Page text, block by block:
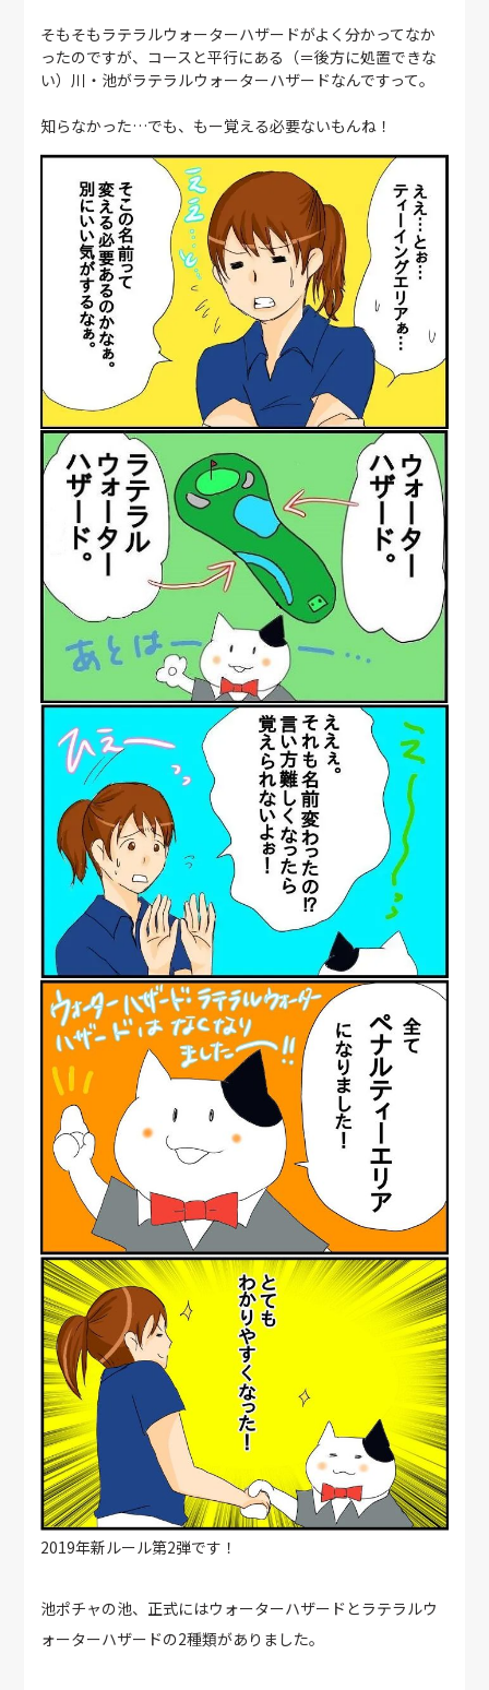
そもそもラテラルウォーターハザードがよく分かってなか
ったのですが、コースと平行にある（＝後方に処置できな
い）川・池がラテラルウォーターハザードなんですって。
知らなかった…でも、もー覚える必要ないもんね！
2019年新ルール第2弾です！
池ポチャの池、正式にはウォーターハザードとラテラルウ
ォーターハザードの2種類がありました。